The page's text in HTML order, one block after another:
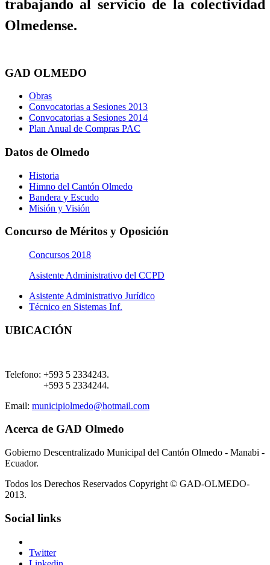
trabajando al servicio de la colectividad
Olmedense.
GAD OLMEDO
Obras
Convocatorias a Sesiones 2013
Convocatorias a Sesiones 2014
Plan Anual de Compras PAC
Datos de Olmedo
Historia
Himno del Cantón Olmedo
Bandera y Escudo
Misión y Visión
Concurso de Méritos y Oposición
Concursos 2018
Asistente Administrativo del CCPD
Asistente Administrativo Jurídico
Técnico en Sistemas Inf.
UBICACIÓN
Telefono: +593 5 2334243.
+593 5 2334244.
Email: municipiolmedo@hotmail.com
Acerca de GAD Olmedo
Gobierno Descentralizado Municipal del Cantón Olmedo - Manabi -
Ecuador.
Todos los Derechos Reservados Copyright © GAD-OLMEDO-
2013.
Social links
Twitter